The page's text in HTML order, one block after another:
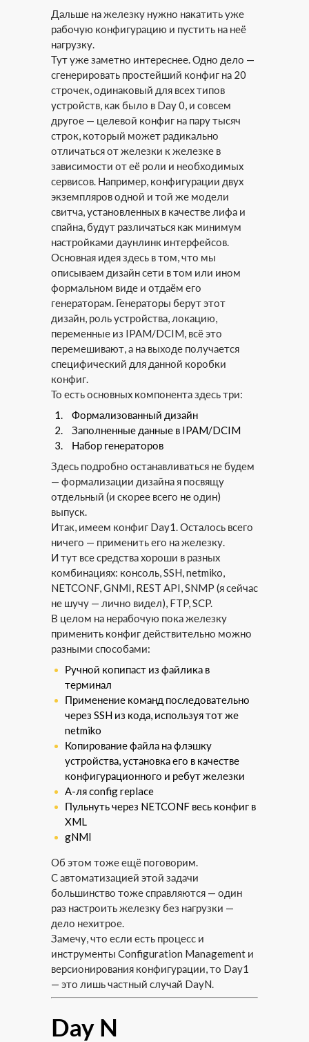
Дальше на железку нужно накатить уже
рабочую конфигурацию и пустить на неё
нагрузку.
Тут уже заметно интереснее. Одно дело —
сгенерировать простейший конфиг на 20
строчек, одинаковый для всех типов
устройств, как было в Day 0, и совсем
другое — целевой конфиг на пару тысяч
строк, который может радикально
отличаться от железки к железке в
зависимости от её роли и необходимых
сервисов. Например, конфигурации двух
экземпляров одной и той же модели
свитча, установленных в качестве лифа и
спайна, будут различаться как минимум
настройками даунлинк интерфейсов.
Основная идея здесь в том, что мы
описываем дизайн сети в том или ином
формальном виде и отдаём его
генераторам. Генераторы берут этот
дизайн, роль устройства, локацию,
переменные из IPAM/DCIM, всё это
перемешивают, а на выходе получается
специфический для данной коробки
конфиг.
То есть основных компонента здесь три:
Формализованный дизайн
Заполненные данные в IPAM/DCIM
Набор генераторов
Здесь подробно останавливаться не будем
— формализации дизайна я посвящу
отдельный (и скорее всего не один)
выпуск.
Итак, имеем конфиг Day1. Осталось всего
ничего — применить его на железку.
И тут все средства хороши в разных
комбинациях: консоль, SSH, netmiko,
NETCONF, GNMI, REST API, SNMP (я сейчас
не шучу — лично видел), FTP, SCP.
В целом на нерабочую пока железку
применить конфиг действительно можно
разными способами:
Ручной копипаст из файлика в
терминал
Применение команд последовательно
через SSH из кода, используя тот же
netmiko
Копирование файла на флэшку
устройства, установка его в качестве
конфигурационного и ребут железки
А-ля config replace
Пульнуть через NETCONF весь конфиг в
XML
gNMI
Об этом тоже ещё поговорим.
С автоматизацией этой задачи
большинство тоже справляются — один
раз настроить железку без нагрузки —
дело нехитрое.
Замечу, что если есть процесс и
инструменты Configuration Management и
версионирования конфигурации, то Day1
— это лишь частный случай DayN.
Day N